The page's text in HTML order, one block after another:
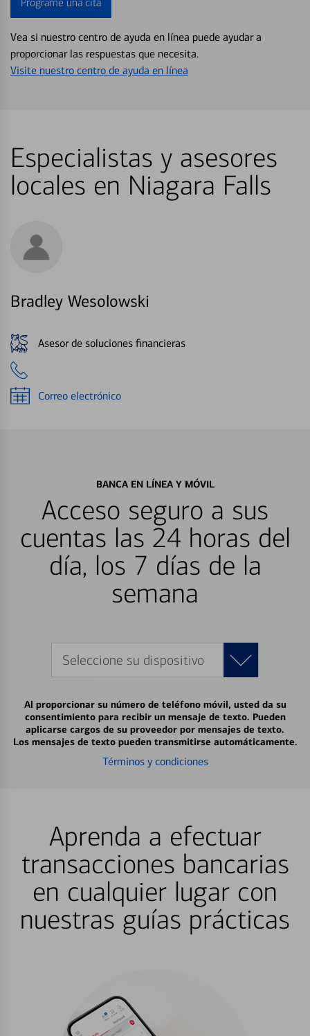
Programe una cita
Vea si nuestro centro de ayuda en línea puede ayudar a
proporcionar las respuestas que necesita.
Visite nuestro centro de ayuda en línea
Especialistas y asesores
locales en Niagara Falls
Bradley Wesolowski
Asesor de soluciones financieras
Correo electrónico
BANCA EN LÍNEA Y MÓVIL
Acceso seguro a sus
cuentas las 24 horas del
día, los 7 días de la
semana
Seleccione su dispositivo
Al proporcionar su número de teléfono móvil, usted da su
consentimiento para recibir un mensaje de texto. Pueden
aplicarse cargos de su proveedor por mensajes de texto.
Los mensajes de texto pueden transmitirse automáticamente.
Términos y condiciones
Aprenda a efectuar
transacciones bancarias
en cualquier lugar con
nuestras guías prácticas